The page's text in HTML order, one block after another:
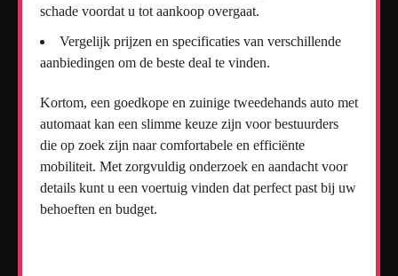
schade voordat u tot aankoop overgaat.
Vergelijk prijzen en specificaties van verschillende
aanbiedingen om de beste deal te vinden.
Kortom, een goedkope en zuinige tweedehands auto met
automaat kan een slimme keuze zijn voor bestuurders
die op zoek zijn naar comfortabele en efficiënte
mobiliteit. Met zorgvuldig onderzoek en aandacht voor
details kunt u een voertuig vinden dat perfect past bij uw
behoeften en budget.